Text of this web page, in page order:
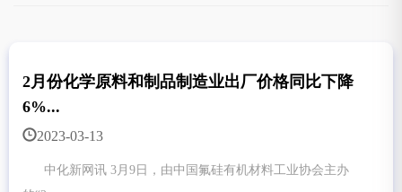
2月份化学原料和制品制造业出厂价格同比下降
6%...
2023-03-13
中化新网讯 3月9日，由中国氟硅有机材料工业协会主办